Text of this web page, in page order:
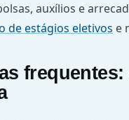
auxílios e
de estágios eletivos e